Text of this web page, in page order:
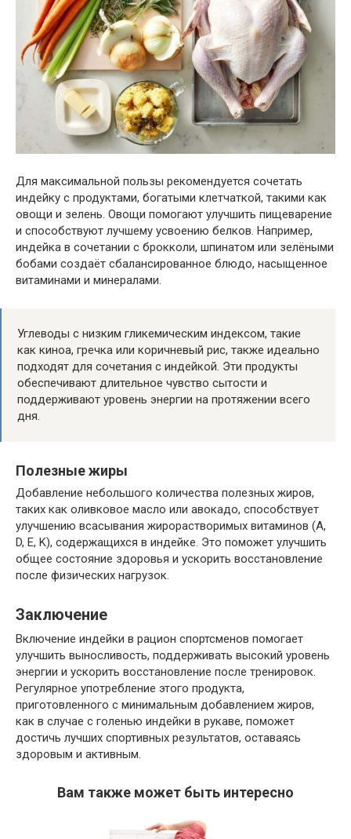
Для максимальной пользы рекомендуется сочетать
индейку с продуктами, богатыми клетчаткой, такими как
овощи и зелень. Овощи помогают улучшить пищеварение
и способствуют лучшему усвоению белков. Например,
индейка в сочетании с брокколи, шпинатом или зелёными
бобами создаёт сбалансированное блюдо, насыщенное
витаминами и минералами.
Углеводы с низким гликемическим индексом, такие
как киноа, гречка или коричневый рис, также идеально
подходят для сочетания с индейкой. Эти продукты
обеспечивают длительное чувство сытости и
поддерживают уровень энергии на протяжении всего
дня.
Полезные жиры
Добавление небольшого количества полезных жиров,
таких как оливковое масло или авокадо, способствует
улучшению всасывания жирорастворимых витаминов (A,
D, E, K), содержащихся в индейке. Это поможет улучшить
общее состояние здоровья и ускорить восстановление
после физических нагрузок.
Заключение
Включение индейки в рацион спортсменов помогает
улучшить выносливость, поддерживать высокий уровень
энергии и ускорить восстановление после тренировок.
Регулярное употребление этого продукта,
приготовленного с минимальным добавлением жиров,
как в случае с голенью индейки в рукаве, поможет
достичь лучших спортивных результатов, оставаясь
здоровым и активным.
Вам также может быть интересно